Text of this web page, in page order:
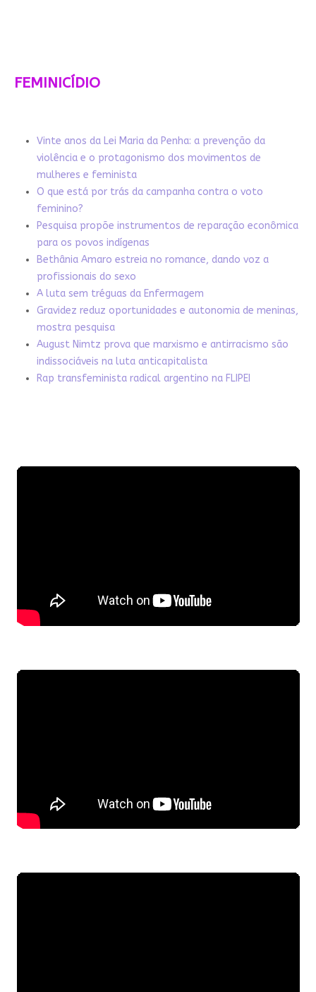
FEMINICÍDIO
Vinte anos da Lei Maria da Penha: a prevenção da
violência e o protagonismo dos movimentos de
mulheres e feminista
O que está por trás da campanha contra o voto
feminino?
Pesquisa propõe instrumentos de reparação econômica
para os povos indígenas
Bethânia Amaro estreia no romance, dando voz a
profissionais do sexo
A luta sem tréguas da Enfermagem
Gravidez reduz oportunidades e autonomia de meninas,
mostra pesquisa
August Nimtz prova que marxismo e antirracismo são
indissociáveis na luta anticapitalista
Rap transfeminista radical argentino na FLIPEI